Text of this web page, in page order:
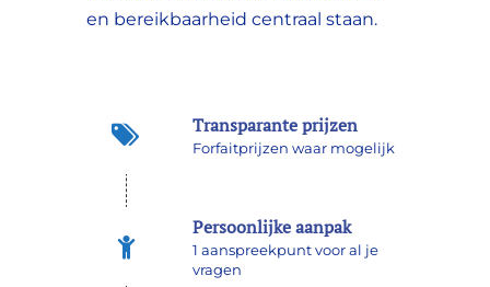
en bereikbaarheid centraal staan.
Transparante prijzen
Forfaitprijzen waar mogelijk
Persoonlijke aanpak
1 aanspreekpunt voor al je
vragen